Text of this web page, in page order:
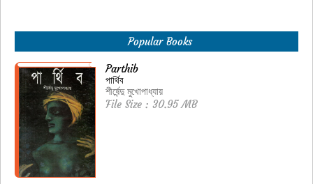
Popular Books
Parthib
পার্থিব
শীর্ষেন্দু মুখোপাধ্যায়
File Size : 30.95 MB